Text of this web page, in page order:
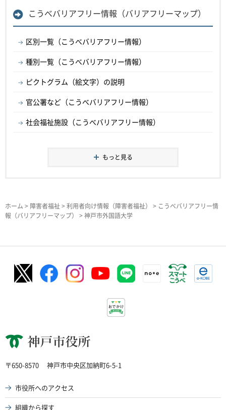
こうべバリアフリー情報（バリアフリーマップ）
区別一覧（こうべバリアフリー情報）
種別一覧（こうべバリアフリー情報）
ピクトグラム（絵文字）の説明
官公署など（こうべバリアフリー情報）
社会福祉施設（こうべバリアフリー情報）
もっと見る
ホーム > 障害者福祉 > 利用者向け情報（障害者福祉） > こうべバリアフリー情
報（バリアフリーマップ）
> 神戸市外国語大学
神戸市役所
〒650-8570 神戸市中央区加納町6-5-1
市役所へのアクセス
組織から探す